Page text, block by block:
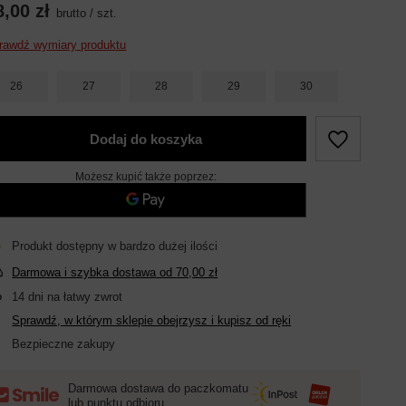
zł brutto /szt.
wymiary produktu
26 27 28 29 30
Dodaj do koszyka
Możesz kupić także poprzez:
Produkt dostępny w bardzo dużej ilości
Darmowa i szybka dostawa od70,00 zł
14 dni na łatwy zwrot
Sprawdź, w którym sklepie obejrzysz i kupisz od ręki
Bezpieczne zakupy
Darmowa dostawa do paczkomatu
lub punktu odbioru